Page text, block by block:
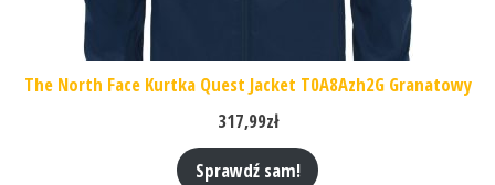
The North Face Kurtka Quest Jacket T0A8Azh2G Granatowy
317,99zł
Sprawdź sam!